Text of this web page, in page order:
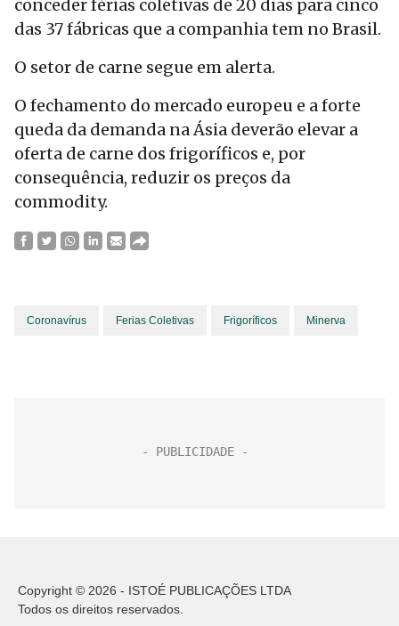
conceder férias coletivas de 20 dias para cinco
das 37 fábricas que a companhia tem no Brasil.
O setor de carne segue em alerta.
O fechamento do mercado europeu e a forte
queda da demanda na Ásia deverão elevar a
oferta de carne dos frigoríficos e, por
consequência, reduzir os preços da
commodity.
Coronavírus Ferias Coletivas Frigoríficos Minerva
Copyright © 2026 - ISTOÉ PUBLICAÇÕES LTDA
Todos os direitos reservados.